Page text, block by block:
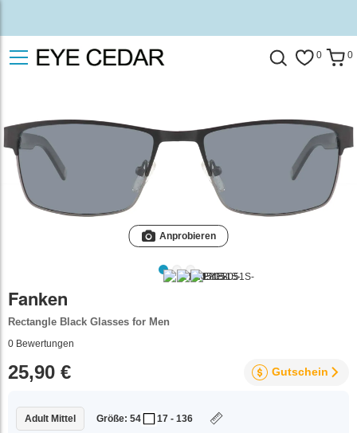
0 0
Anprobieren
Fanken
Rectangle Black Glasses for Men
0 Bewertungen
25,90 € Gutschein
Adult Mittel Größe: 54 17 - 136